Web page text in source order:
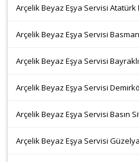
Arçelik Beyaz Eşya Servisi Atatürk
Arçelik Beyaz Eşya Servisi
Arçelik Beyaz Eşya Servisi Bayraklı
Arçelik Beyaz Eşya Servisi
Arçelik Beyaz Eşya Servisi Basın
Arçelik Beyaz Eşya Servisi